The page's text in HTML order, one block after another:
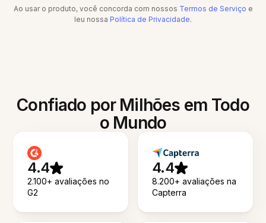
Ao usar o produto, você concorda com nossos Termos de Serviço e
leu nossa Política de Privacidade.
Confiado por Milhões em Todo
o Mundo
4.4
2.100+ avaliações no
G2
4.4
8.200+ avaliações na
Capterra